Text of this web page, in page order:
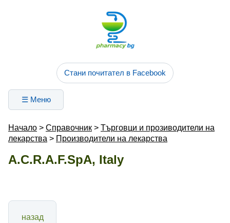
Стани почитател в Facebook
☰ Меню
Начало > Справочник > Търговци и прозиводители на
лекарства > Производители на лекарства
A.C.R.A.F.SpA, Italy
назад